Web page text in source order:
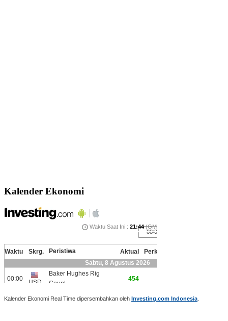
Kalender Ekonomi
Kalender Ekonomi Real Time dipersembahkan oleh Investing.com Indonesia